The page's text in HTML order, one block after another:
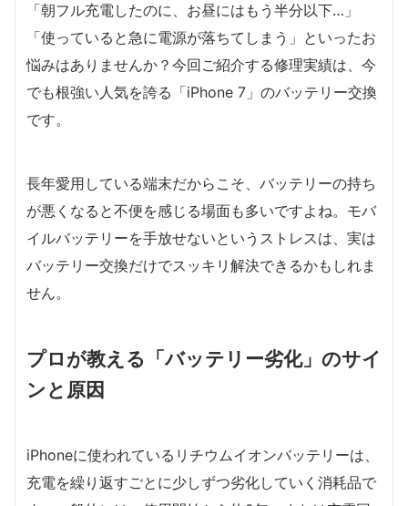
「朝フル充電したのに、お昼にはもう半分以下…」
「使っていると急に電源が落ちてしまう」といったお
悩みはありませんか？今回ご紹介する修理実績は、今
でも根強い人気を誇る「iPhone 7」のバッテリー交換
です。
長年愛用している端末だからこそ、バッテリーの持ち
が悪くなると不便を感じる場面も多いですよね。モバ
イルバッテリーを手放せないというストレスは、実は
バッテリー交換だけでスッキリ解決できるかもしれま
せん。
プロが教える「バッテリー劣化」のサイ
ンと原因
iPhoneに使われているリチウムイオンバッテリーは、
充電を繰り返すごとに少しずつ劣化していく消耗品で